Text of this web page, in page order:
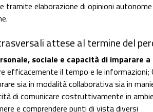
tramite elaborazione di opinioni
attese al termine del
sociale e capacità di imparare
efficacemente il tempo e le informazioni;
sia in modalità collaborativa sia in
di comunicare costruttivamente in
e comprendere punti di vista diversi